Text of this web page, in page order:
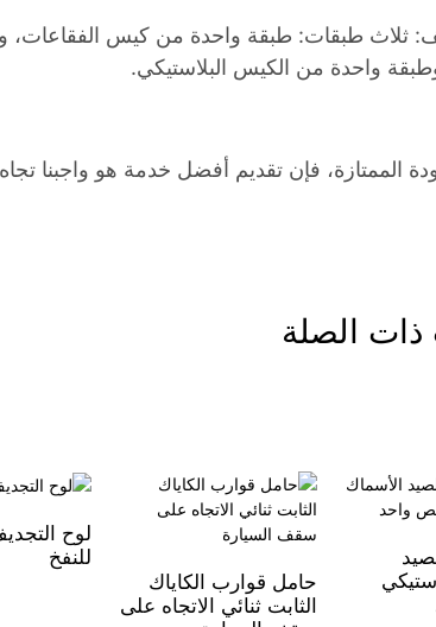
ثلاث طبقات: طبقة واحدة من كيس
واحدة من الكيس البلاستيكي.
الممتازة، فإن تقديم أفضل خدمة هو واجبنا
ذات الصلة
حامل قوارب الكاياك
الثابت ثنائي الاتجاه على
لوح
للنفخ